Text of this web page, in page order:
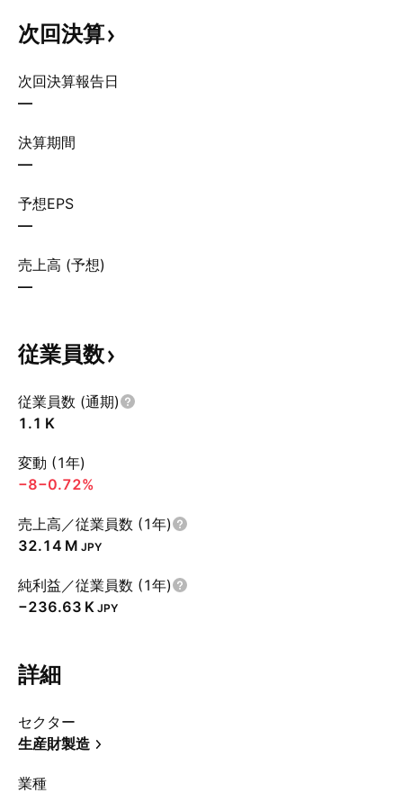
次回決算
次回決算報告日
—
決算期間
—
予想EPS
—
売上高 (予想)
—
従業員数
従業員数 (通期)
‪1.1 K‬
変動 (1年)
−8−0.72%
売上高／従業員数 (1年)
‪32.14 M‬ JPY
純利益／従業員数 (1年)
‪−236.63 K‬ JPY
詳細
セクター
生産財製造
業種